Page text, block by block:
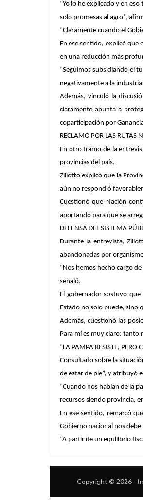
“Yo lo he explicado y en
solo promesas al agro”,
“Claramente cuando el
En ese sentido, explicó que
en una reducción más
“Seguimos subsidiando el
negativamente a la
Además, vinculó la
claramente apunta a
coparticipación por
RECLAMO POR LAS RUTAS
En otro tramo de la
provincias del país.
Ziliotto explicó que la
aún no respondió
Cuestionó que Nación
aportando para que se
DEFENSA DEL SISTEMA
Durante la entrevista,
abandonadas por
“Nos hemos hecho cargo
señaló.
El gobernador sostuvo
Estado no solo puede, sino
Además, cuestionó las
Para mí es muy claro: tanto
“LA PAMPA RESISTE, PERO
Consultado sobre la
de estar de pie”, y atribuyó
“Cuando nos hablan de la
recursos siendo provincia,
En ese sentido, remarcó
Gobierno nacional nos
“A partir de un equilibrio
Copyright © 2026 -